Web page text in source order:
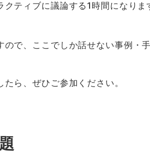
ティブに議論する1時間になりま
ので、ここでしか話せない事例・
ら、ぜひご参加ください。